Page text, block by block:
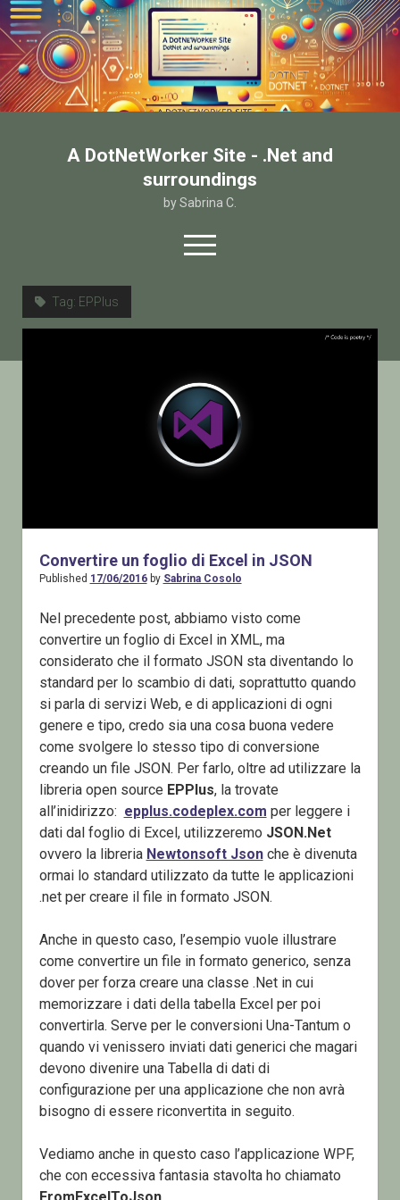
A DotNetWorker Site - .Net and
surroundings
by Sabrina C.
open
menu
Contatto
Tag: EPPlus
Convertire un foglio di Excel in JSON
Published 17/06/2016by Sabrina Cosolo
Nel precedente post, abbiamo visto come
convertire un foglio di Excel in XML, ma
considerato che il formato JSON sta diventando lo
standard per lo scambio di dati, soprattutto quando
si parla di servizi Web, e di applicazioni di ogni
genere e tipo, credo sia una cosa buona vedere
come svolgere lo stesso tipo di conversione
creando un file JSON. Per farlo, oltre ad utilizzare la
libreria open source EPPlus, la trovate
all’inidirizzo: epplus.codeplex.com per leggere i
dati dal foglio di Excel, utilizzeremo JSON.Net
ovvero la libreria Newtonsoft Jsonche è divenuta
ormai lo standard utilizzato da tutte le applicazioni
.net per creare il file in formato JSON.
Anche in questo caso, l’esempio vuole illustrare
come convertire un file in formato generico, senza
dover per forza creare una classe .Net in cui
memorizzare i dati della tabella Excel per poi
convertirla. Serve per le conversioni Una-Tantum o
quando vi venissero inviati dati generici che magari
devono divenire una Tabella di dati di
configurazione per una applicazione che non avrà
bisogno di essere riconvertita in seguito.
Vediamo anche in questo caso l’applicazione WPF,
che con eccessiva fantasia stavolta ho chiamato